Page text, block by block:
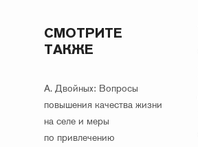
СМОТРИТЕ
ТАКЖЕ
А. Двойных: Вопросы
повышения качества жизни
на селе и меры
по привлечению